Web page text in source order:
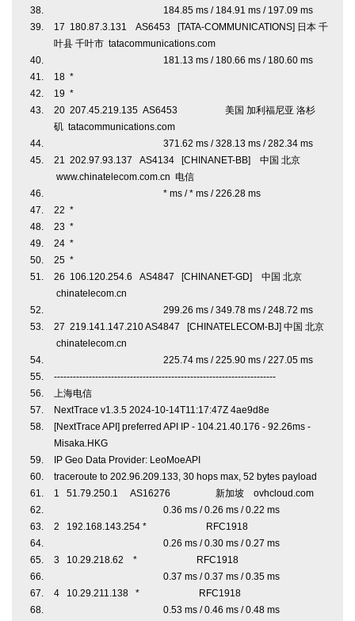
184.85 ms / 184.91 ms / 197.09 ms
17 180.87.3.131 AS6453 [TATA-COMMUNICATIONS] 日本 千
叶县 千叶市 tatacommunications.com
181.13 ms / 180.66 ms / 180.60 ms
18 *
19 *
20 207.45.219.135 AS6453 美国 加利福尼亚 洛杉
矶 tatacommunications.com
371.62 ms / 328.13 ms / 282.34 ms
21 202.97.93.137 AS4134 [CHINANET-BB] 中国 北京
www.chinatelecom.com.cn 电信
* ms / * ms / 226.28 ms
22 *
23 *
24 *
25 *
26 106.120.254.6 AS4847 [CHINANET-GD] 中国 北京
chinatelecom.cn
299.26 ms / 349.78 ms / 248.72 ms
27 219.141.147.210 AS4847 [CHINATELECOM-BJ] 中国 北京
chinatelecom.cn
225.74 ms / 225.90 ms / 227.05 ms
----------------------------------------------------------------------
上海电信
NextTrace v1.3.5 2024-10-14T11:17:47Z 4ae9d8e
[NextTrace API] preferred API IP - 104.21.40.176 - 92.26ms -
Misaka.HKG
IP Geo Data Provider: LeoMoeAPI
traceroute to 202.96.209.133, 30 hops max, 52 bytes payload
1 51.79.250.1 AS16276 新加坡 ovhcloud.com
0.36 ms / 0.26 ms / 0.22 ms
2 192.168.143.254 * RFC1918
0.26 ms / 0.30 ms / 0.27 ms
3 10.29.218.62 * RFC1918
0.37 ms / 0.37 ms / 0.35 ms
4 10.29.211.138 * RFC1918
0.53 ms / 0.46 ms / 0.48 ms